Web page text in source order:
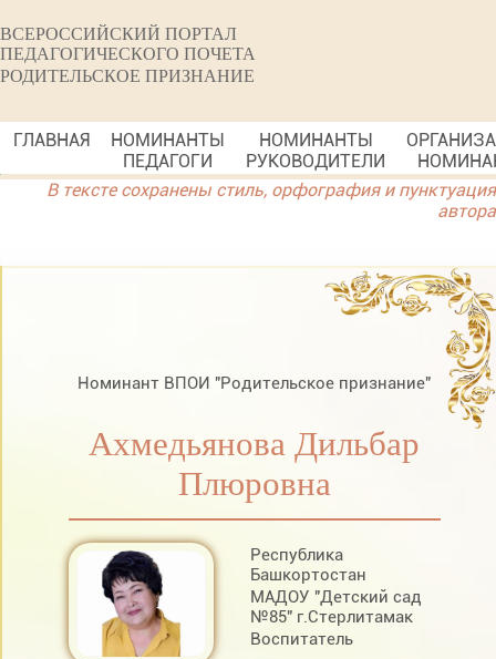
ВСЕРОССИЙСКИЙ ПОРТАЛ
ПЕДАГОГИЧЕСКОГО ПОЧЕТА
РОДИТЕЛЬСКОЕ ПРИЗНАНИЕ
ГЛАВНАЯ
НОМИНАНТЫ
ПЕДАГОГИ
НОМИНАНТЫ
РУКОВОДИТЕЛИ
В тексте сохранены стиль, орфография и пунктуация
автора
Номинант ВПОИ "Родительское признание"
Ахмедьянова Дильбар
Плюровна
Республика
Башкортостан
МАДОУ "Детский сад
№85" г.Стерлитамак
Воспитатель